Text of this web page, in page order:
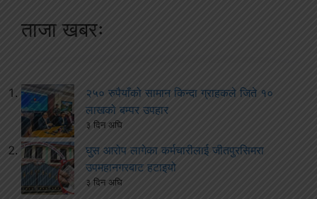
ताजा खबरः
२५० रुपैयाँको सामान किन्दा ग्राहकले जिते १०
लाखको बम्पर उपहार
३ दिन अघि
घुस आरोप लागेका कर्मचारीलाई जीतपुरसिमरा
उपमहानगरबाट हटाइयो
३ दिन अघि